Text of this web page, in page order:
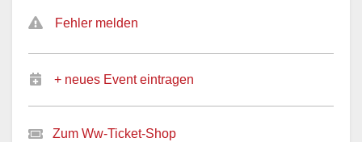
Fehler melden
+ neues Event eintragen
Zum Ww-Ticket-Shop